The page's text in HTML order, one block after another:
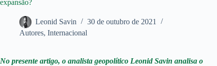
expansão?
Leonid Savin
30 de outubro de 2021
Autores, Internacional
No presente artigo, o analista geopolítico Leonid Savin analisa o